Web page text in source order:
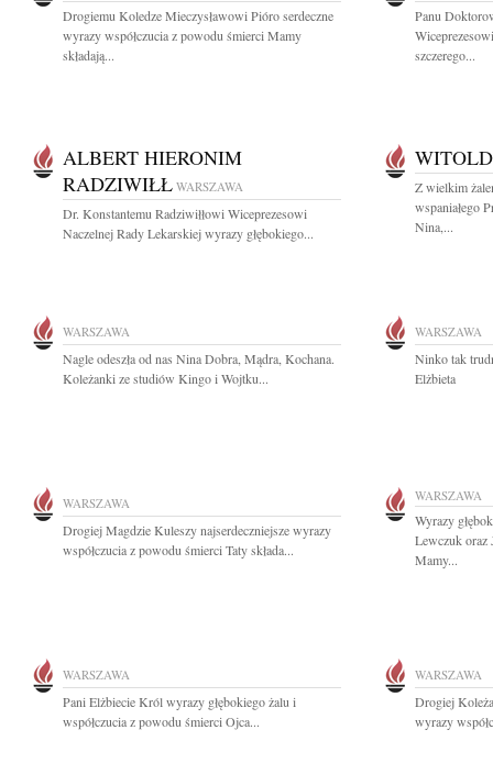
Drogiemu Koledze Mieczysławowi Pióro serdeczne
wyrazy współczucia z powodu śmierci Mamy
składają...
Panu
szczerego...
ALBERT HIERONIM
RADZIWIŁŁ WARSZAWA
Dr. Konstantemu Radziwiłłowi Wiceprezesowi
Naczelnej Rady Lekarskiej wyrazy głębokiego...
Z wielkim
wspaniałego
Nina,...
WARSZAWA
Nagle odeszła od nas Nina Dobra, Mądra, Kochana.
Koleżanki ze studiów Kingo i Wojtku...
WARSZAWA
Ninko tak
Elżbieta
WARSZAWA
Drogiej Magdzie Kuleszy najserdeczniejsze wyrazy
współczucia z powodu śmierci Taty składa...
WARSZAWA
Wyrazy
Lewczuk oraz
Mamy...
WARSZAWA
Pani Elżbiecie Król wyrazy głębokiego żalu i
współczucia z powodu śmierci Ojca...
WARSZAWA
Drogiej
wyrazy